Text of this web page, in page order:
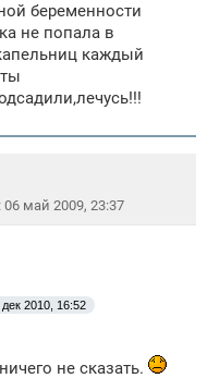
беременности
не попала в
каждый
06 май 2009, 23:37
дек 2010, 16:52
не сказать.